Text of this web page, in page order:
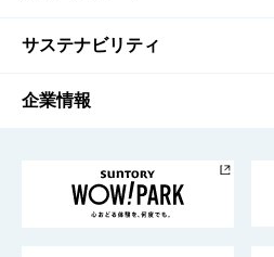
商品発売情報
栄養成分一覧
キャンペーン
工場見学
地域情報
文化・スポーツTOP
サントリーホール
サントリーサンバーズ大阪
サステナビリティ
サステナビリティTOP
サントリーが考えるサステ
企業情報
企業概要